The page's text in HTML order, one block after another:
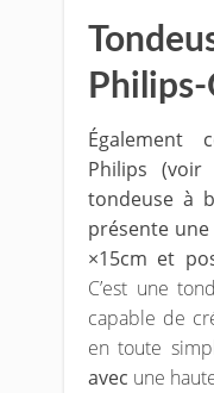
Également
Philips
tondeuse à
présente
×15cm et
C’est une
capable de
en toute
avec une